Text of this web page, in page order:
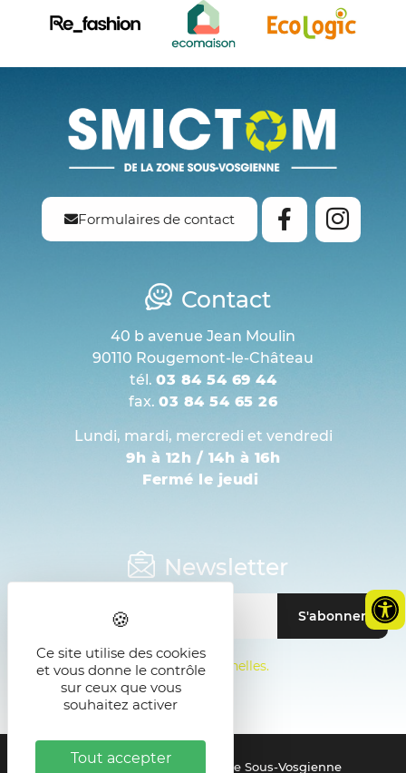
Formulaires de contact
Contact
40 b avenue Jean Moulin
90110 Rougemont-le-Château
tél. 03 84 54 69 44
fax. 03 84 54 65 26
Lundi, mardi, mercredi et vendredi
9h à 12h / 14h à 16h
Fermé le jeudi
Newsletter
Mentions sur les données personnelles.
© 2021 - SMICTOM de la Zone Sous-Vosgienne
Ce site utilise des cookies
et vous donne le contrôle
sur ceux que vous
souhaitez activer
Tout accepter